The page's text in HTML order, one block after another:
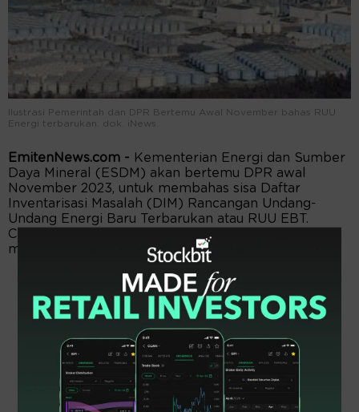
Ilustrasi Pemerintah dan DPR Bertemu Awal November bahas RUU
Energi terbarukan. dok. iNews.
EmitenNews.com - Kementerian Energi dan Sumber
Daya Mineral (ESDM) akan bertemu DPR awal
November 2023, untuk membahas sisa Daftar
Inventarisasi Masalah (DIM) Rancangan Undang-
Undang Energi Baru Terbarukan atau RUU EBT.
Center of Economic and Law Studies (Celios)
mendorong agar RUU EBT segera diselesaikan.